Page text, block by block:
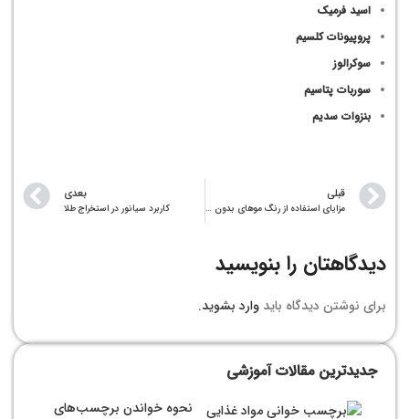
اسید فرمیک
پروپیونات کلسیم
سوکرالوز
سوربات پتاسیم
بنزوات سدیم
قبلی
مزايای استفاده از رنگ موهای بدون امونياك
بعدی
کاربرد سیانور در استخراج طلا
دیدگاهتان را بنویسید
برای نوشتن دیدگاه باید وارد بشوید.
جدیدترین مقالات آموزشی
نحوه خواندن برچسب‌های